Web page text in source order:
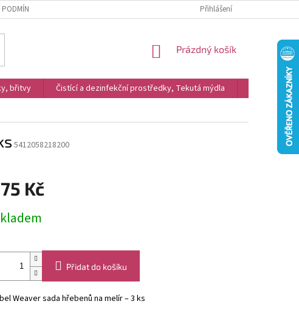
PODMÍNKY OCHRANY OSOBNÍCH ÚDAJŮ A COOKIES
Přihlášení
NÁKUPNÍ
Prázdný košík
břitvy Čistící a dezinfekční prostředky, Tekutá mýdla
Kosmetika
5412058218200
Kč
Přidat do košíku
Weaver sada hřebenů na melír – 3 ks